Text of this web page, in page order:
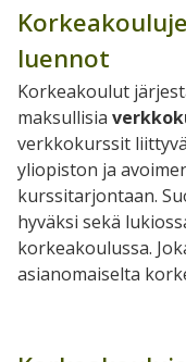
luennot
Korkeakoulut
maksullisia
verkkokurssit
yliopiston ja
kurssitarjontaan.
hyväksi sekä
korkeakoulussa.
asianomaiselta